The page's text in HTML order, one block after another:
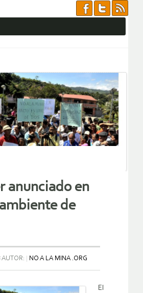
anunciado en
de
AUTOR: NO A LA MINA .ORG
El